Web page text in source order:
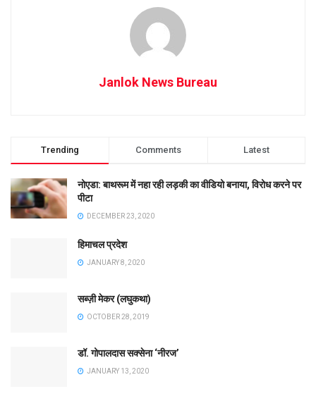
Janlok News Bureau
Trending Comments Latest
नोएडा: बाथरूम में नहा रही लड़की का वीडियो बनाया, विरोध करने पर
पीटा
DECEMBER 23, 2020
हिमाचल प्रदेश
JANUARY 8, 2020
सब्ज़ी मेकर (लघुकथा)
OCTOBER 28, 2019
डॉ. गोपालदास सक्सेना ‘नीरज’
JANUARY 13, 2020